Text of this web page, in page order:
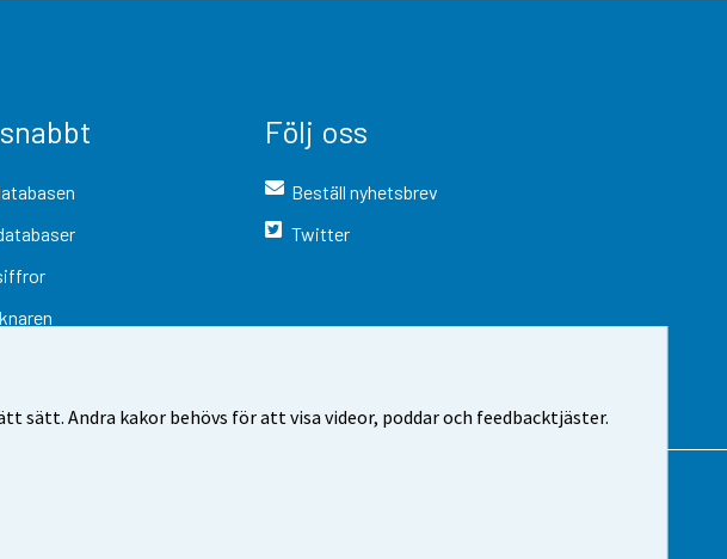
sätt. Andra kakor behövs för att visa videor, poddar och feedbacktjäster.
Följ oss
Beställ nyhetsbrev
Twitter